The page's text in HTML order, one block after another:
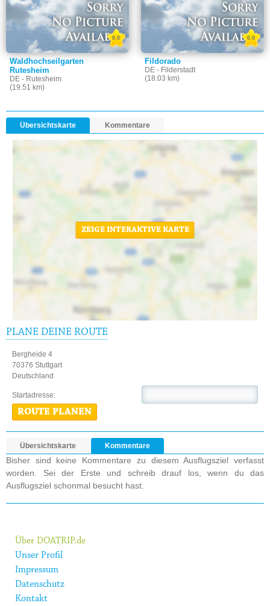
Waldhochseilgarten
Rutesheim
DE - Rutesheim
(19.51 km)
0.0
Fildorado
DE - Filderstadt
(18.03 km)
0.0
Übersichtskarte Kommentare
ZEIGE INTERAKTIVE KARTE
PLANE DEINE ROUTE
Bergheide 4
70376 Stuttgart
Deutschland
Startadresse:
ROUTE PLANEN
Übersichtskarte Kommentare
Bisher sind keine Kommentare zu diesem Ausflugsziel verfasst
worden. Sei der Erste und schreib drauf los, wenn du das
Ausflugsziel schonmal besucht hast.
Über DOATRIP.de
Unser Profil
Impressum
Datenschutz
Kontakt